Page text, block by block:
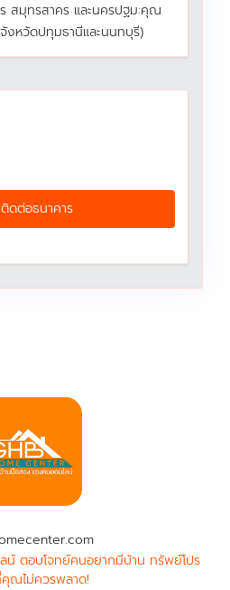
สมุทรสาคร และนครปฐม:คุณ
งหวัดปทุมธานีและนนทบุรี)
ดต่อธนาคาร
น์ ตอบโจทย์คนอยากมีบ้าน ทรัพย์โปร
ณไม่ควรพลาด!